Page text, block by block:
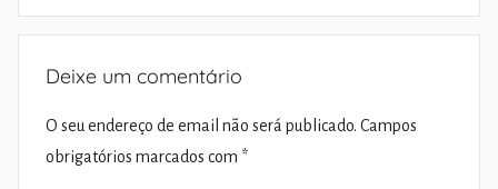
Deixe um comentário
O seu endereço de email não será publicado. Campos
obrigatórios marcados com *